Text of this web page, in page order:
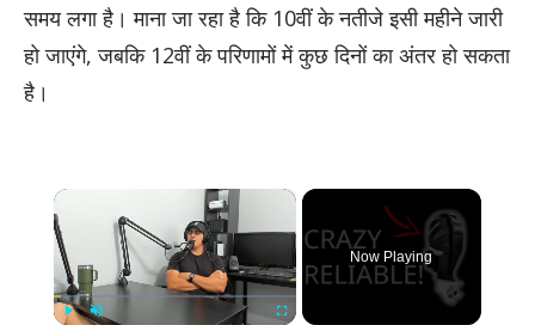
समय लगा है। माना जा रहा है कि 10वीं के नतीजे इसी महीने जारी
हो जाएंगे, जबकि 12वीं के परिणामों में कुछ दिनों का अंतर हो सकता
है।
×
Now Playing